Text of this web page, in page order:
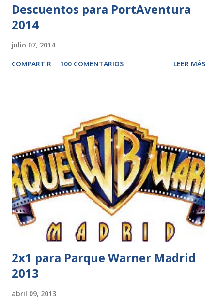
Descuentos para PortAventura
2014
julio 07, 2014
COMPARTIR 100 COMENTARIOS LEER MÁS
2x1 para Parque Warner Madrid
2013
abril 09, 2013